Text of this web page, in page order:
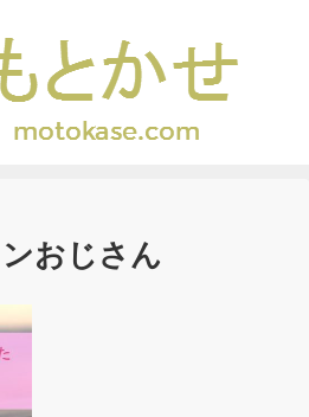
おじさん